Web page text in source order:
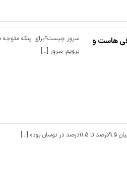
هاست و
سرور چیست؟برای اینکه متوجه
برویم. سرور […]
[…]